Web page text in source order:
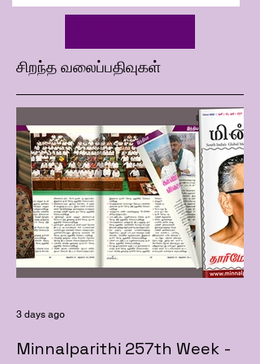
சிறந்த வலைப்பதிவுகள்
Minnalparithi 257th Week -
3 days ago